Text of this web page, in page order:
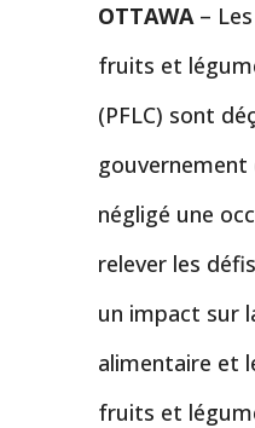
OTTAWA–
fruits et
(PFLC) sont
gouvernement
négligé une
relever les
un impact sur
alimentaire et
fruits et